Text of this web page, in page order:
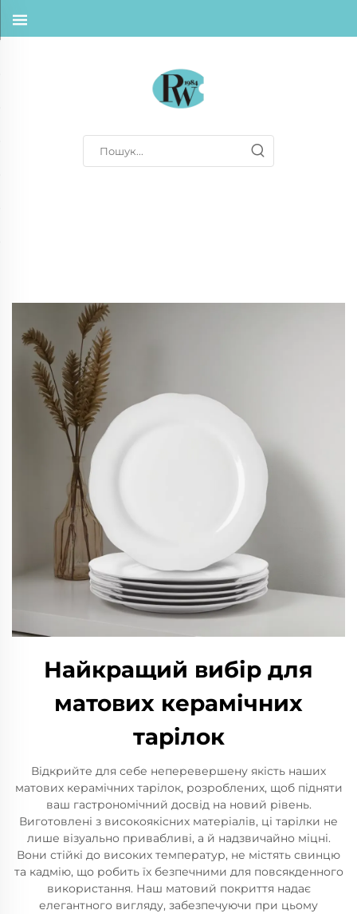
Найкращий вибір для
матових керамічних
тарілок
Відкрийте для себе неперевершену якість наших
матових керамічних тарілок, розроблених, щоб підняти
ваш гастрономічний досвід на новий рівень.
Виготовлені з високоякісних матеріалів, ці тарілки не
лише візуально привабливі, а й надзвичайно міцні.
Вони стійкі до високих температур, не містять свинцю
та кадмію, що робить їх безпечними для повсякденного
використання. Наш матовий покриття надає
елегантного вигляду, забезпечуючи при цьому